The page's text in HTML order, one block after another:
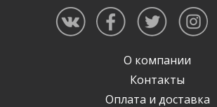
О компании
Контакты
Оплата и доставка